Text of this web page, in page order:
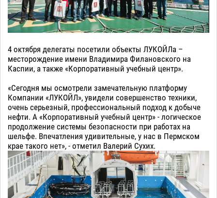
4 октября делегаты посетили объекты ЛУКОЙЛа –
месторождение имени Владимира Филановского на
Каспии, а также «Корпоративный учебный центр».
«Сегодня мы осмотрели замечательную платформу
Компании «ЛУКОЙЛ», увидели совершенство техники,
очень серьезный, профессиональный подход к добыче
нефти. А «Корпоративный учебный центр» - логическое
продолжение системы безопасности при работах на
шельфе. Впечатления удивительные, у нас в Пермском
крае такого нет», - отметил Валерий Сухих.